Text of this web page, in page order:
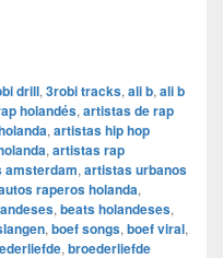
drill, 3robi tracks, ali b, ali b
holandés, artistas de rap
, artistas hip hop
, artistas rap
amsterdam, artistas urbanos
raperos holanda,
, beats holandeses,
, boef songs, boef viral,
, broederliefde